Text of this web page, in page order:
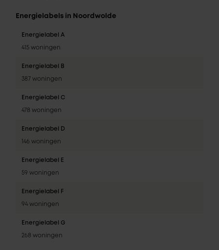
Energielabels in Noordwolde
Energielabel A
415 woningen
Energielabel B
387 woningen
Energielabel C
478 woningen
Energielabel D
146 woningen
Energielabel E
59 woningen
Energielabel F
94 woningen
Energielabel G
268 woningen